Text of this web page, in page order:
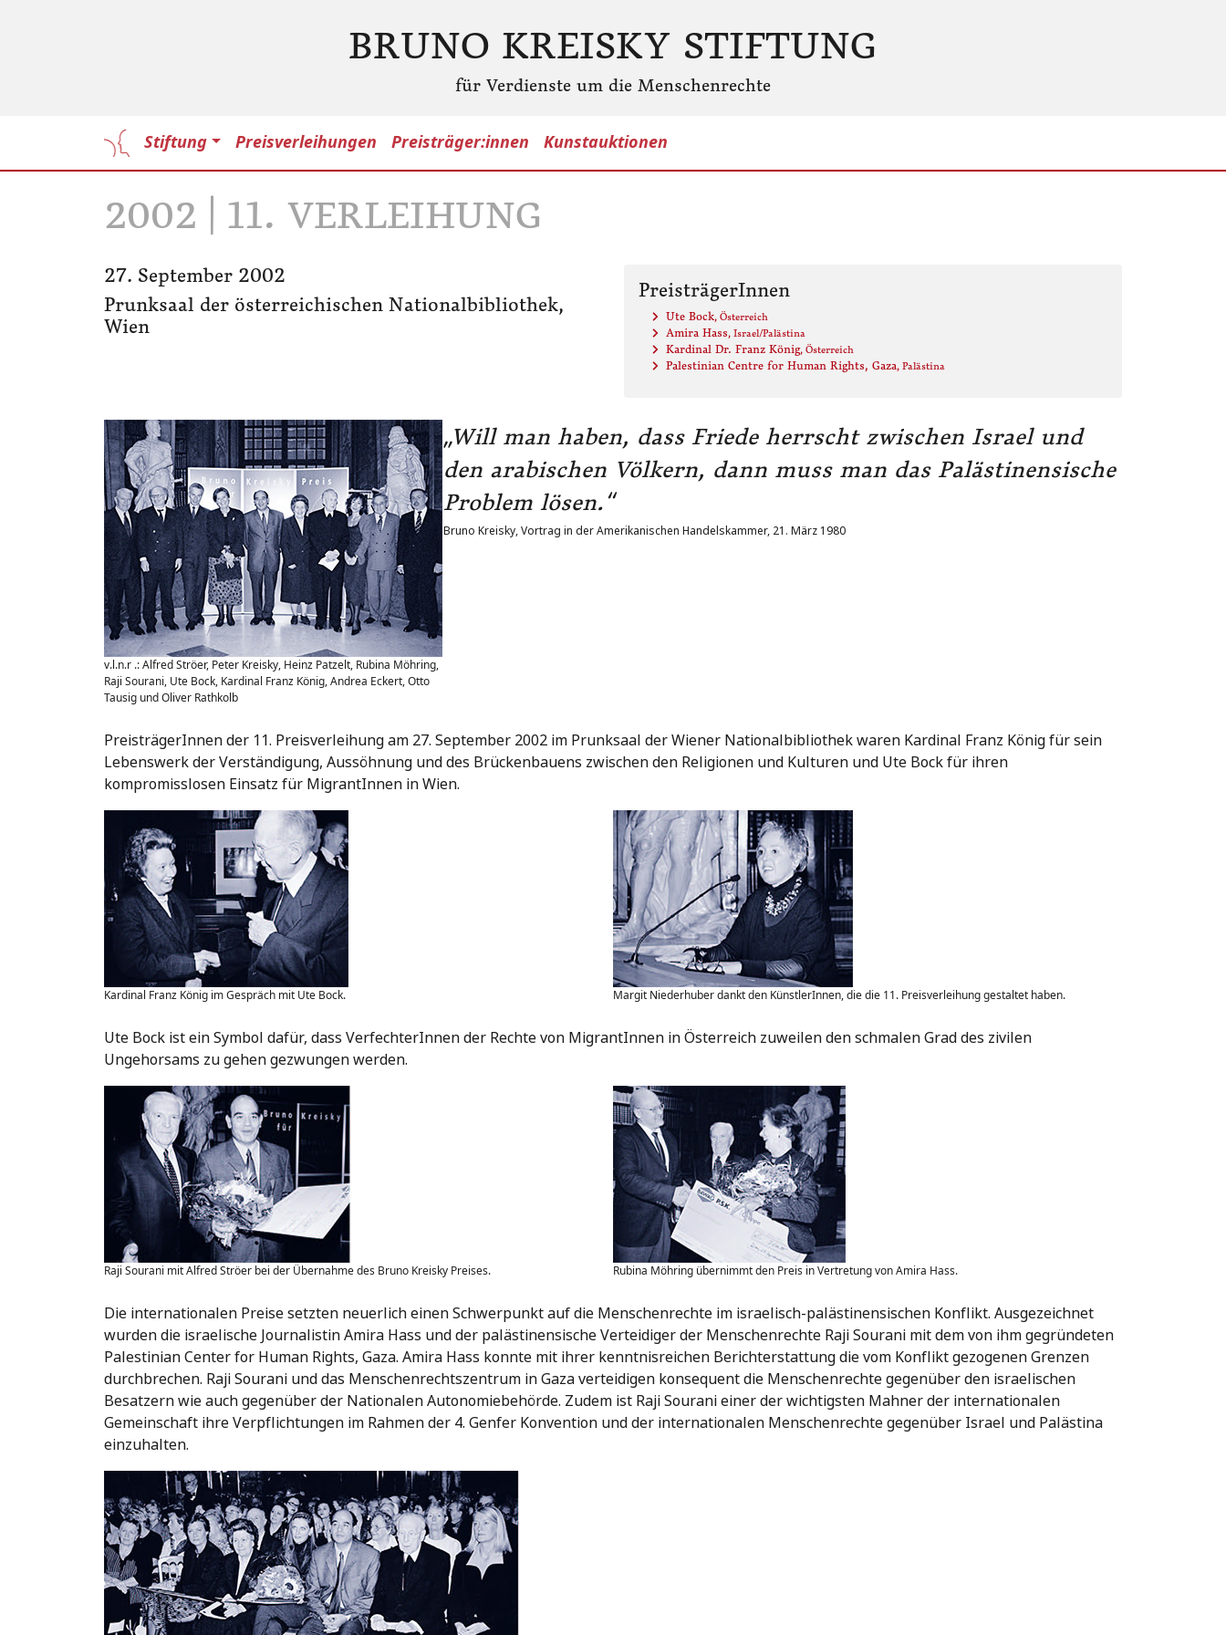
BRUNO KREISKY STIFTUNG
für Verdienste um die Menschenrechte
Stiftung Preisverleihungen Preisträger:innen Kunstauktionen
2002 | 11. VERLEIHUNG
27. September 2002
Prunksaal der österreichischen Nationalbibliothek,
Wien
PreisträgerInnen
Ute Bock, Österreich
Amira Hass, Israel/Palästina
Kardinal Dr. Franz König, Österreich
Palestinian Centre for Human Rights, Gaza, Palästina
v.l.n.r .: Alfred Ströer, Peter Kreisky, Heinz Patzelt, Rubina Möhring,
Raji Sourani, Ute Bock, Kardinal Franz König, Andrea Eckert, Otto
Tausig und Oliver Rathkolb
„Will man haben, dass Friede herrscht zwischen Israel und
den arabischen Völkern, dann muss man das Palästinensische
Problem lösen.“
Bruno Kreisky, Vortrag in der Amerikanischen Handelskammer, 21. März 1980
PreisträgerInnen der 11. Preisverleihung am 27. September 2002 im Prunksaal der Wiener Nationalbibliothek waren Kardinal Franz König für sein
Lebenswerk der Verständigung, Aussöhnung und des Brückenbauens zwischen den Religionen und Kulturen und Ute Bock für ihren
kompromisslosen Einsatz für MigrantInnen in Wien.
Kardinal Franz König im Gespräch mit Ute Bock. Margit Niederhuber dankt den KünstlerInnen, die die 11. Preisverleihung gestaltet haben.
Ute Bock ist ein Symbol dafür, dass VerfechterInnen der Rechte von MigrantInnen in Österreich zuweilen den schmalen Grad des zivilen
Ungehorsams zu gehen gezwungen werden.
Raji Sourani mit Alfred Ströer bei der Übernahme des Bruno Kreisky Preises. Rubina Möhring übernimmt den Preis in Vertretung von Amira Hass.
Die internationalen Preise setzten neuerlich einen Schwerpunkt auf die Menschenrechte im israelisch-palästinensischen Konflikt. Ausgezeichnet
wurden die israelische Journalistin Amira Hass und der palästinensische Verteidiger der Menschenrechte Raji Sourani mit dem von ihm gegründeten
Palestinian Center for Human Rights, Gaza. Amira Hass konnte mit ihrer kenntnisreichen Berichterstattung die vom Konflikt gezogenen Grenzen
durchbrechen. Raji Sourani und das Menschenrechtszentrum in Gaza verteidigen konsequent die Menschenrechte gegenüber den israelischen
Besatzern wie auch gegenüber der Nationalen Autonomiebehörde. Zudem ist Raji Sourani einer der wichtigsten Mahner der internationalen
Gemeinschaft ihre Verpflichtungen im Rahmen der 4. Genfer Konvention und der internationalen Menschenrechte gegenüber Israel und Palästina
einzuhalten.